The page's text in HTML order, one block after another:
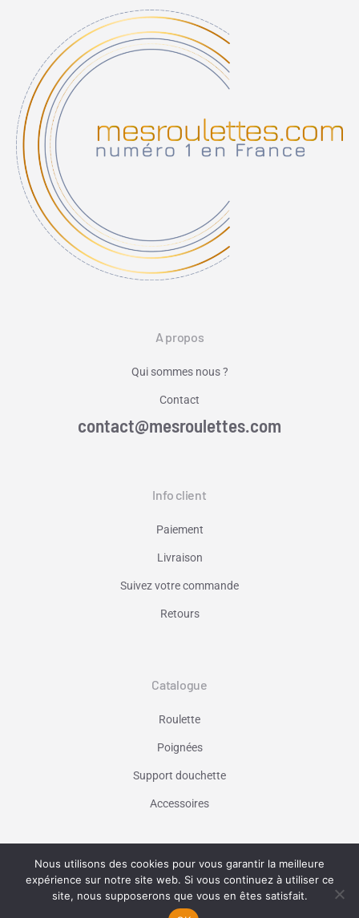
A propos
Qui sommes nous ?
Contact
contact@mesroulettes.com
Info client
Paiement
Livraison
Suivez votre commande
Retours
Catalogue
Roulette
Poignées
Support douchette
Accessoires
Vaniseo - votre agence web à Marseille -
En savoir plus
Nous utilisons des cookies pour vous garantir la meilleure
expérience sur notre site web. Si vous continuez à utiliser ce
site, nous supposerons que vous en êtes satisfait.